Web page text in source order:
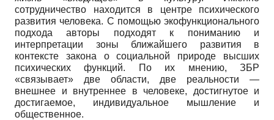
сотрудничество находится в центре психического
развития человека. С помощью экофункционального
подхода авторы подходят к пониманию и
интерпретации зоны ближайшего развития в
контексте закона о социальной природе высших
психических функций. По их мнению, ЗБР
«связывает» две области, две реальности —
внешнее и внутреннее в человеке, достигнутое и
достигаемое, индивидуальное мышление и
общественное.